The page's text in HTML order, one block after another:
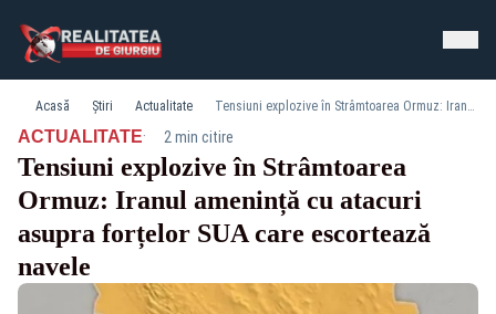
Acasă Știri Actualitate Tensiuni explozive în Strâmtoarea Ormuz: Iranul amenință cu atacuri asupra forțelor SUA care escortează navele
ACTUALITATE· 2 min citire
Tensiuni explozive în Strâmtoarea
Ormuz: Iranul amenință cu atacuri
asupra forțelor SUA care escortează
navele